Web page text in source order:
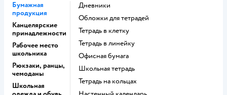
Бумажная
продукция
Канцелярские
принадлежности
Рабочее место
школьника
Рюкзаки, ранцы,
чемоданы
Школьная
Дневники
Обложки для тетрадей
Тетрадь в клетку
Тетрадь в линейку
Офисная бумага
Школьная тетрадь
Тетрадь на кольцах